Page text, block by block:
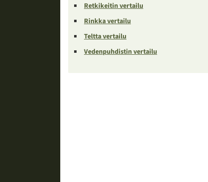
Retkikeitin vertailu
Rinkka vertailu
Teltta vertailu
Vedenpuhdistin vertailu